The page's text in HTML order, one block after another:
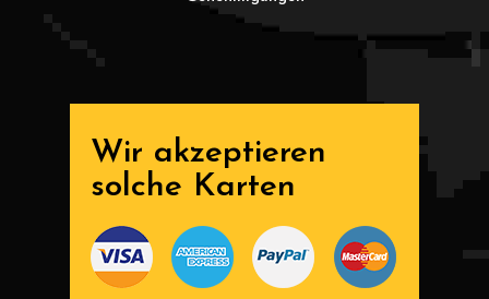
Wir akzeptieren
solche Karten